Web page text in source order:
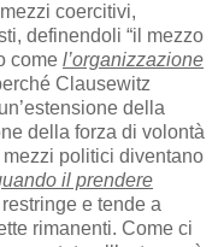
coercitivi,
definendoli “il mezzo
come l’organizzazione
Clausewitz
della
della forza di volontà
politici diventano
il prendere
e tende a
rimanenti. Come ci